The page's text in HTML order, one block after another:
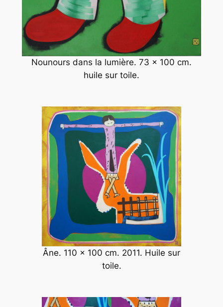
Nounours dans la lumière. 73 x 100 cm.
huile sur toile.
Âne. 110 x 100 cm. 2011. Huile sur
toile.